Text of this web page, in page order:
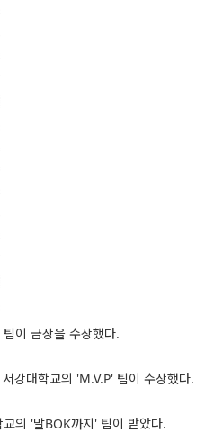
이 금상을 수상했다.
강대학교의 'M.V.P' 팀이 수상했다.
의 '말BOK까지' 팀이 받았다.